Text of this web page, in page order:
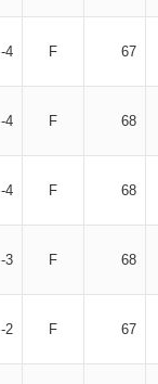
-4 F 67
-4 F 68
-4 F 68
-3 F 68
-2 F 67